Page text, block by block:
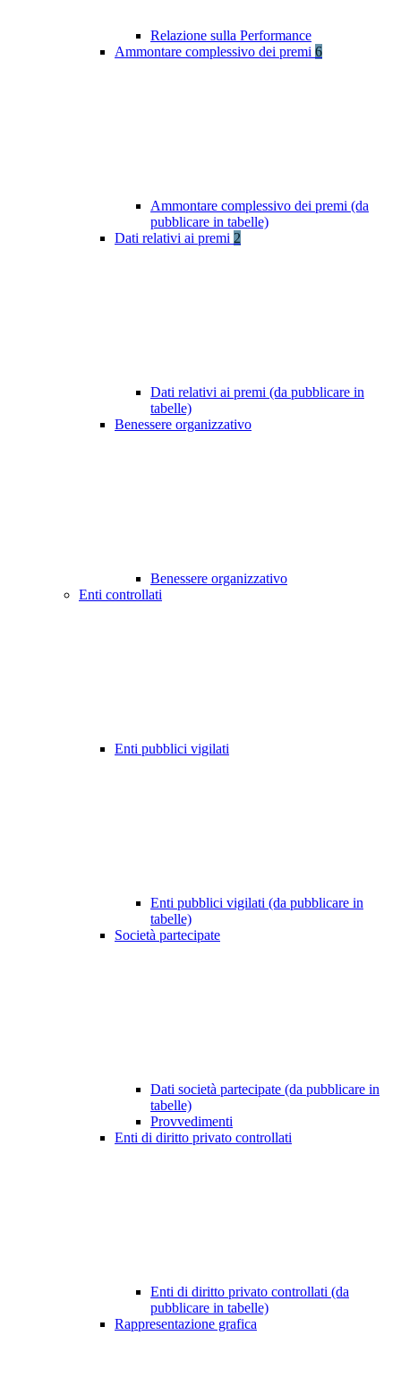
Relazione sulla Performance
Ammontare complessivo dei premi 6
Ammontare complessivo dei premi (da
pubblicare in tabelle)
Dati relativi ai premi 2
Dati relativi ai premi (da pubblicare in
tabelle)
Benessere organizzativo
Benessere organizzativo
Enti controllati
Enti pubblici vigilati
Enti pubblici vigilati (da pubblicare in
tabelle)
Società partecipate
Dati società partecipate (da pubblicare in
tabelle)
Provvedimenti
Enti di diritto privato controllati
Enti di diritto privato controllati (da
pubblicare in tabelle)
Rappresentazione grafica